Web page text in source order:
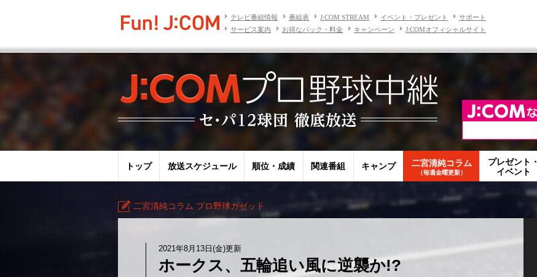
テレビ番組情報 番組表 J:COM STREAM イベント・プレゼント
サポート
サービス案内
お得なパック・料金 キャンペーン J:COMオフィシャルサイト
トップ 放送スケジュール 順位・成績 関連番組 キャンプ 二宮清純コラム
（毎週金曜更新）
プレゼント・
イベント
二宮清純コラム プロ野球ガゼット
2021年8月13日(金)更新
ホークス、五輪追い風に逆襲か!?